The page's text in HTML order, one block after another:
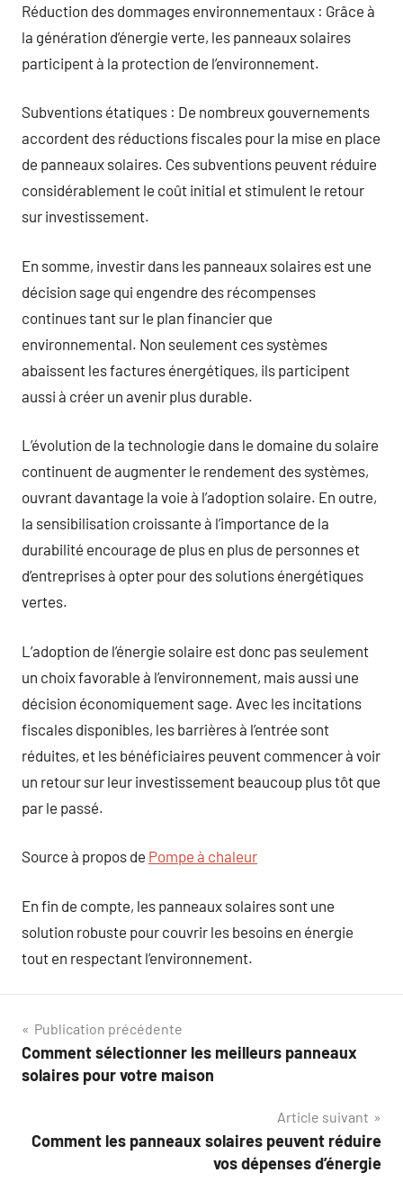
Réduction des dommages environnementaux : Grâce à
la génération d’énergie verte, les panneaux solaires
participent à la protection de l’environnement.
Subventions étatiques : De nombreux gouvernements
accordent des réductions fiscales pour la mise en place
de panneaux solaires. Ces subventions peuvent réduire
considérablement le coût initial et stimulent le retour
sur investissement.
En somme, investir dans les panneaux solaires est une
décision sage qui engendre des récompenses
continues tant sur le plan financier que
environnemental. Non seulement ces systèmes
abaissent les factures énergétiques, ils participent
aussi à créer un avenir plus durable.
L’évolution de la technologie dans le domaine du solaire
continuent de augmenter le rendement des systèmes,
ouvrant davantage la voie à l’adoption solaire. En outre,
la sensibilisation croissante à l’importance de la
durabilité encourage de plus en plus de personnes et
d’entreprises à opter pour des solutions énergétiques
vertes.
L’adoption de l’énergie solaire est donc pas seulement
un choix favorable à l’environnement, mais aussi une
décision économiquement sage. Avec les incitations
fiscales disponibles, les barrières à l’entrée sont
réduites, et les bénéficiaires peuvent commencer à voir
un retour sur leur investissement beaucoup plus tôt que
par le passé.
Source à propos de Pompe à chaleur
En fin de compte, les panneaux solaires sont une
solution robuste pour couvrir les besoins en énergie
tout en respectant l’environnement.
Navigation
de
Publication précédente
Comment sélectionner les meilleurs panneaux
solaires pour votre maison
Article suivant
Comment les panneaux solaires peuvent réduire
vos dépenses d’énergie